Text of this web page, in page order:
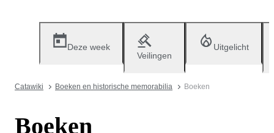
Deze week
Veilingen
Uitgelicht
Catawiki Boeken en historische memorabilia Boeken
Boeken